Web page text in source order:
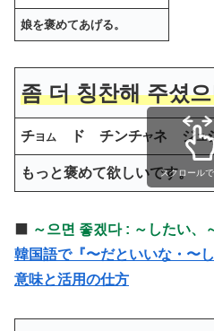
娘を褒めてあげる。
좀 더 칭찬해 주셨
チヨム ド チンチヤネ ジユ
もっと褒めて欲しいです。
スクロール
～으면 좋겠다 : ～したい、
韓国語で『〜だといいな・〜
意味と活用の仕方